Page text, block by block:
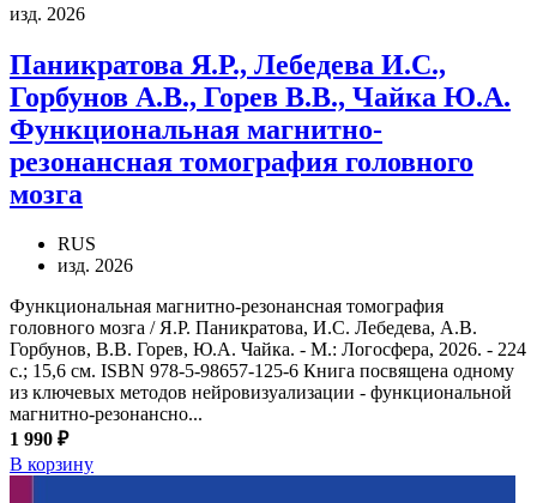
изд. 2026
Паникратова Я.Р., Лебедева И.С.,
Горбунов А.В., Горев В.В., Чайка Ю.А.
Функциональная магнитно-
резонансная томография головного
мозга
RUS
изд. 2026
Функциональная магнитно-резонансная томография
головного мозга / Я.Р. Паникратова, И.С. Лебедева, А.В.
Горбунов, В.В. Горев, Ю.А. Чайка. - М.: Логосфера, 2026. - 224
с.; 15,6 см. ISBN 978-5-98657-125-6 Книга посвящена одному
из ключевых методов нейровизуализации - функциональной
магнитно-резонансно...
1 990 ₽
В корзину